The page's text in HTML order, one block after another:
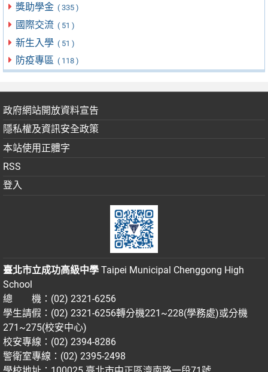
獎助學金 ( 335 )
國際交流 ( 51 )
新生入學 ( 51 )
防疫專區 ( 118 )
政府網站開放資料宣告
隱私權及資訊安全政策
本站使用正體字
RSS
登入
臺北市立成功高級中學 Taipei Municipal Chenggong High
School
總 機：(02) 2321-6256
學生請假：(02) 2321-6256轉分機221~228(學務處)或分機
271~275(校安中心)
校安專線：(02) 2394-8286
警衛室專線：(02) 2395-2498